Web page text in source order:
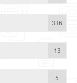
316
13
5